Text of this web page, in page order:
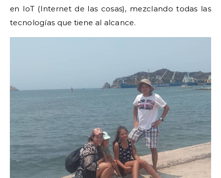
en IoT (Internet de las cosas), mezclando todas las
tecnologías que tiene al alcance.